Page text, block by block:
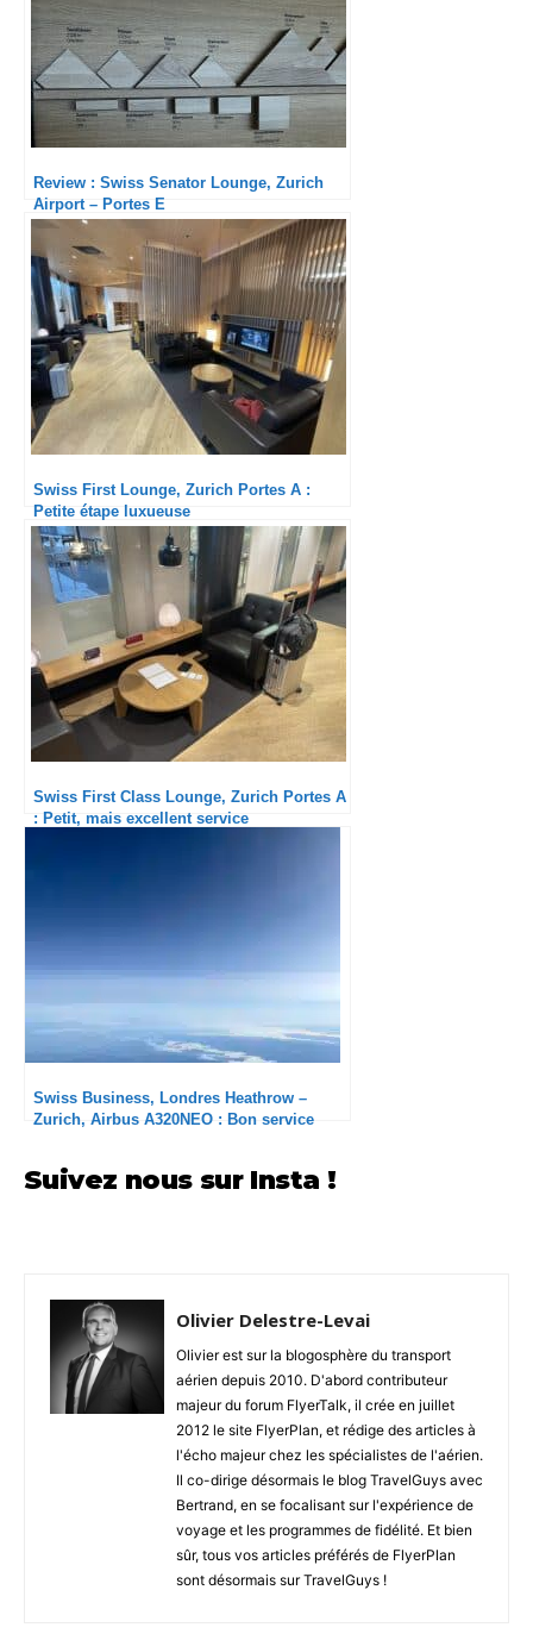
Review : Swiss Senator Lounge, Zurich
Airport – Portes E
Swiss First Lounge, Zurich Portes A :
Petite étape luxueuse
Swiss First Class Lounge, Zurich Portes A
: Petit, mais excellent service
Swiss Business, Londres Heathrow –
Zurich, Airbus A320NEO : Bon service
Suivez nous sur Insta !
Olivier Delestre-Levai
Olivier est sur la blogosphère du transport
aérien depuis 2010. D'abord contributeur
majeur du forum FlyerTalk, il crée en juillet
2012 le site FlyerPlan, et rédige des articles à
l'écho majeur chez les spécialistes de l'aérien.
Il co-dirige désormais le blog TravelGuys avec
Bertrand, en se focalisant sur l'expérience de
voyage et les programmes de fidélité. Et bien
sûr, tous vos articles préférés de FlyerPlan
sont désormais sur TravelGuys !